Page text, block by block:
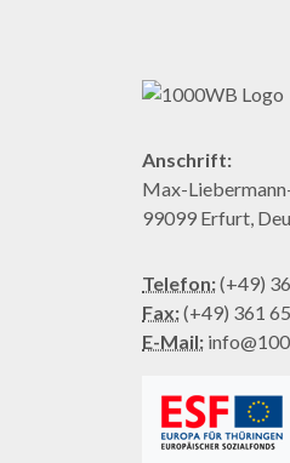
Anschrift:
Max-
99099 Erfurt,
Telefon:(+49)
Fax:(+49) 361
E-Mail: